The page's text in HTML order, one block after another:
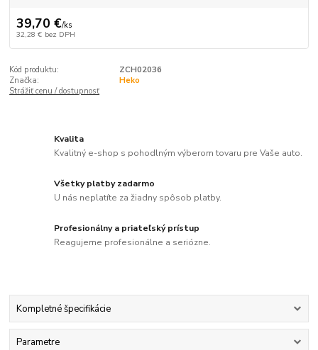
39,70 €/ks
32,28 € bez DPH
Kód produktu:
ZCH02036
Značka:
Heko
Strážiť cenu / dostupnosť
Kvalita
Kvalitný e-shop s pohodlným výberom tovaru pre Vaše auto.
Všetky platby zadarmo
U nás neplatíte za žiadny spôsob platby.
Profesionálny a priateľský prístup
Reagujeme profesionálne a seriózne.
Kompletné špecifikácie
Parametre